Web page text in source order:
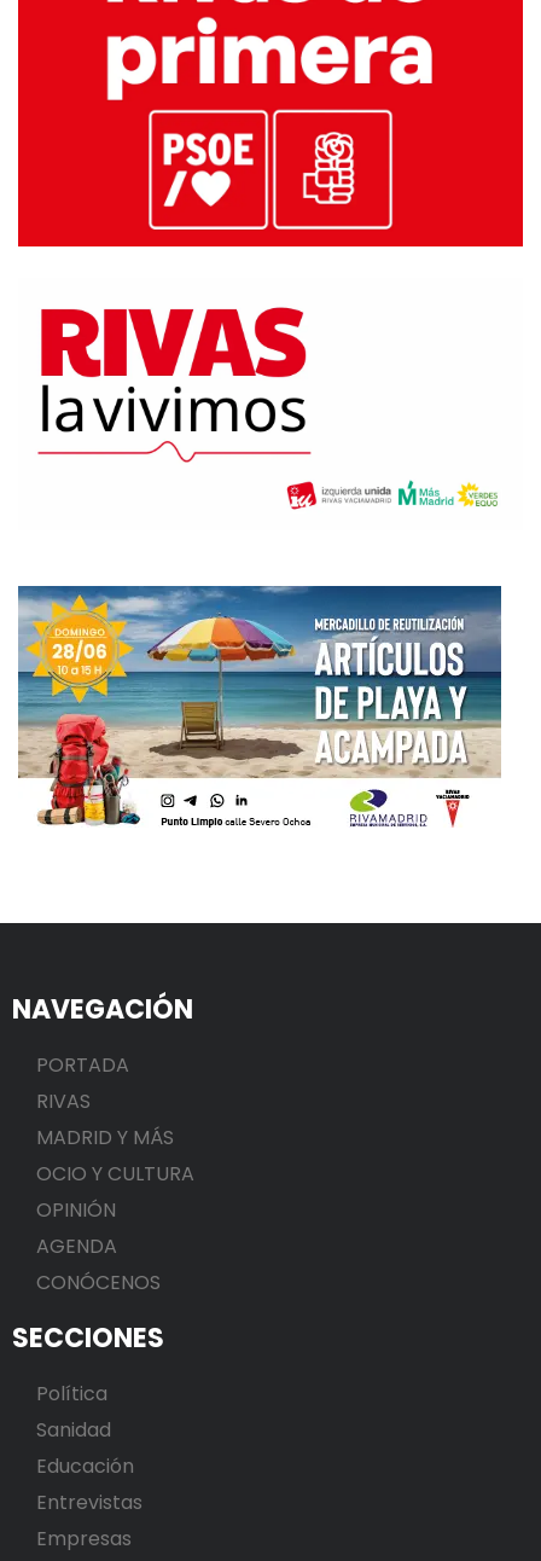
NAVEGACIÓN
PORTADA
RIVAS
MADRID Y MÁS
OCIO Y CULTURA
OPINIÓN
AGENDA
CONÓCENOS
SECCIONES
Política
Sanidad
Educación
Entrevistas
Empresas